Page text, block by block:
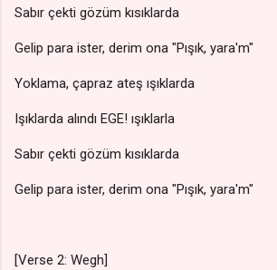
Sabır çekti gözüm kısıklarda
Gelip para ister, derim ona "Pışık, yara'm"
Yoklama, çapraz ateş ışıklarda
Işıklarda alındı EGE! ışıklarla
Sabır çekti gözüm kısıklarda
Gelip para ister, derim ona "Pışık, yara'm"
[Verse 2: Wegh]